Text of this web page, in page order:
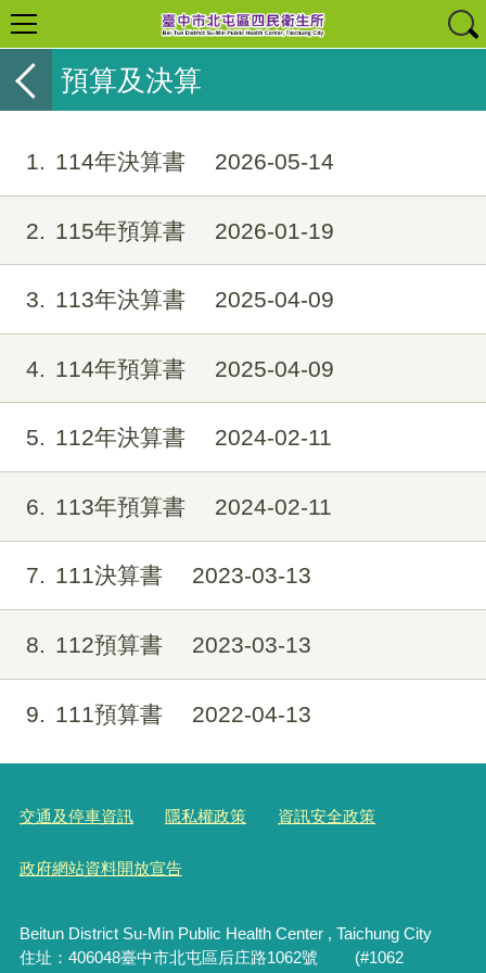
預算及決算
1 114年決算書 2026-05-14
2 115年預算書 2026-01-19
3 113年決算書 2025-04-09
4 114年預算書 2025-04-09
5 112年決算書 2024-02-11
6 113年預算書 2024-02-11
7 111決算書 2023-03-13
8 112預算書 2023-03-13
9 111預算書 2022-04-13
交通及停車資訊 隱私權政策 資訊安全政策
政府網站資料開放宣告
Beitun District Su-Min Public Health Center , Taichung City
住址：406048臺中市北屯區后庄路1062號 (#1062